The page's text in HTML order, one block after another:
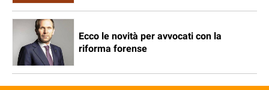
Ecco le novità per avvocati con la
riforma forense